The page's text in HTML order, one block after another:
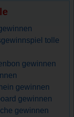
tolle
gewinnen
gewinnen
gewinnen
gewinnen